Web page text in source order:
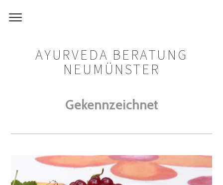
AYURVEDA BERATUNG
NEUMÜNSTER
Gekennzeichnet